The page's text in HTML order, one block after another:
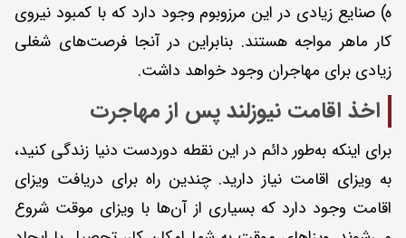
ه) صنایع زیادی در این مرز‌وبوم وجود دارد که با کمبود نیروی
کار ماهر مواجه هستند. بنابراین در آنجا فرصت‌های شغلی
زیادی برای مهاجران وجود خواهد داشت.
اخذ اقامت نیوزلند پس از مهاجرت
برای اینکه به‌طور دائم در این نقطه دوردست دنیا زندگی کنید،
به ویزای اقامت نیاز دارید. چندین راه برای دریافت ویزای
اقامت وجود دارد که بسیاری از آن‌ها با ویزای موقت شروع